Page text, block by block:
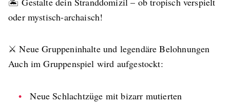
oder mystisch-archaisch!
⚔️ Neue Gruppeninhalte und legendäre Belohnungen
Auch im Gruppenspiel wird aufgestockt:
Neue Schlachtzüge mit bizarr mutierten